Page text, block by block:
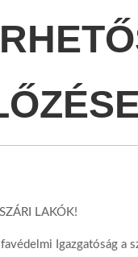
LAKÓK!
Igazgatóság a